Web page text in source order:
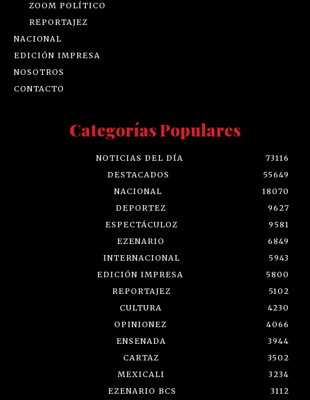
ZOOM POLÍTICO
REPORTAJEZ
NACIONAL
EDICIÓN IMPRESA
NOSOTROS
CONTACTO
Categorías Populares
NOTICIAS DEL DÍA
73116
DESTACADOS
55649
NACIONAL
18070
DEPORTEZ
9627
ESPECTÁCULOZ
9581
EZENARIO
6849
INTERNACIONAL
5943
EDICIÓN IMPRESA
5800
REPORTAJEZ
5102
CULTURA
4230
OPINIONEZ
4066
ENSENADA
3944
CARTAZ
3502
MEXICALI
3234
EZENARIO BCS
3112